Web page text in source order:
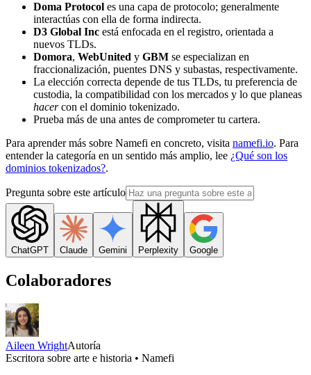
Doma Protocol es una capa de protocolo; generalmente
interactúas con ella de forma indirecta.
D3 Global Inc está enfocada en el registro, orientada a
nuevos TLDs.
Domora, WebUnited y GBM se especializan en
fraccionalización, puentes DNS y subastas, respectivamente.
La elección correcta depende de tus TLDs, tu preferencia de
custodia, la compatibilidad con los mercados y lo que planeas
hacercon el dominio tokenizado.
Prueba más de una antes de comprometer tu cartera.
Para aprender más sobre Namefi en concreto, visita namefi.io. Para
entender la categoría en un sentido más amplio, lee ¿Qué son los
dominios tokenizados?.
Pregunta sobre este artículo
ChatGPT Claude Gemini Perplexity Google
Colaboradores
Aileen WrightAutoría
Escritora sobre arte e historia • Namefi